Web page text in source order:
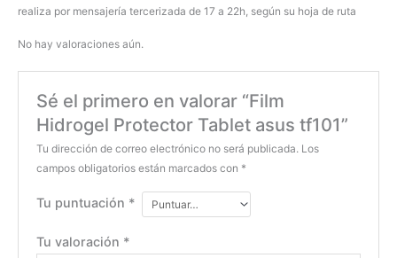
realiza por mensajería tercerizada de 17 a 22h, según su hoja de ruta
No hay valoraciones aún.
Sé el primero en valorar “Film
Hidrogel Protector Tablet asus tf101”
Tu dirección de correo electrónico no será publicada. Los
campos obligatorios están marcados con *
Tu puntuación *
Tu valoración *